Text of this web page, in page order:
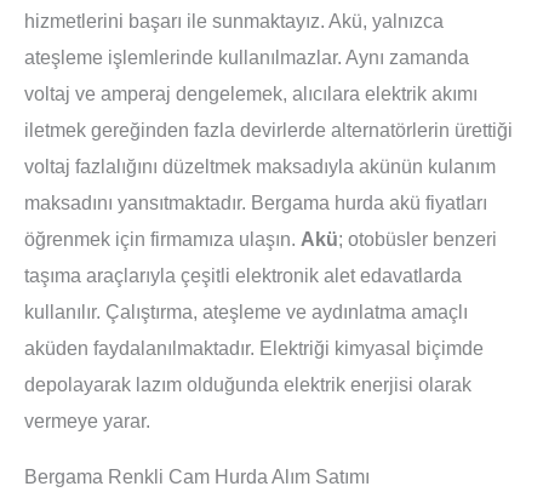
hizmetlerini başarı ile sunmaktayız. Akü, yalnızca
ateşleme işlemlerinde kullanılmazlar. Aynı zamanda
voltaj ve amperaj dengelemek, alıcılara elektrik akımı
iletmek gereğinden fazla devirlerde alternatörlerin ürettiği
voltaj fazlalığını düzeltmek maksadıyla akünün kulanım
maksadını yansıtmaktadır. Bergama hurda akü fiyatları
öğrenmek için firmamıza ulaşın. Akü; otobüsler benzeri
taşıma araçlarıyla çeşitli elektronik alet edavatlarda
kullanılır. Çalıştırma, ateşleme ve aydınlatma amaçlı
aküden faydalanılmaktadır. Elektriği kimyasal biçimde
depolayarak lazım olduğunda elektrik enerjisi olarak
vermeye yarar.
Bergama Renkli Cam Hurda Alım Satımı